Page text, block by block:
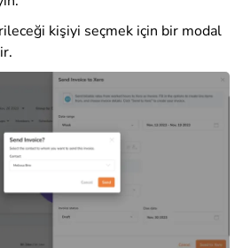
kişiyi seçmek için bir modal